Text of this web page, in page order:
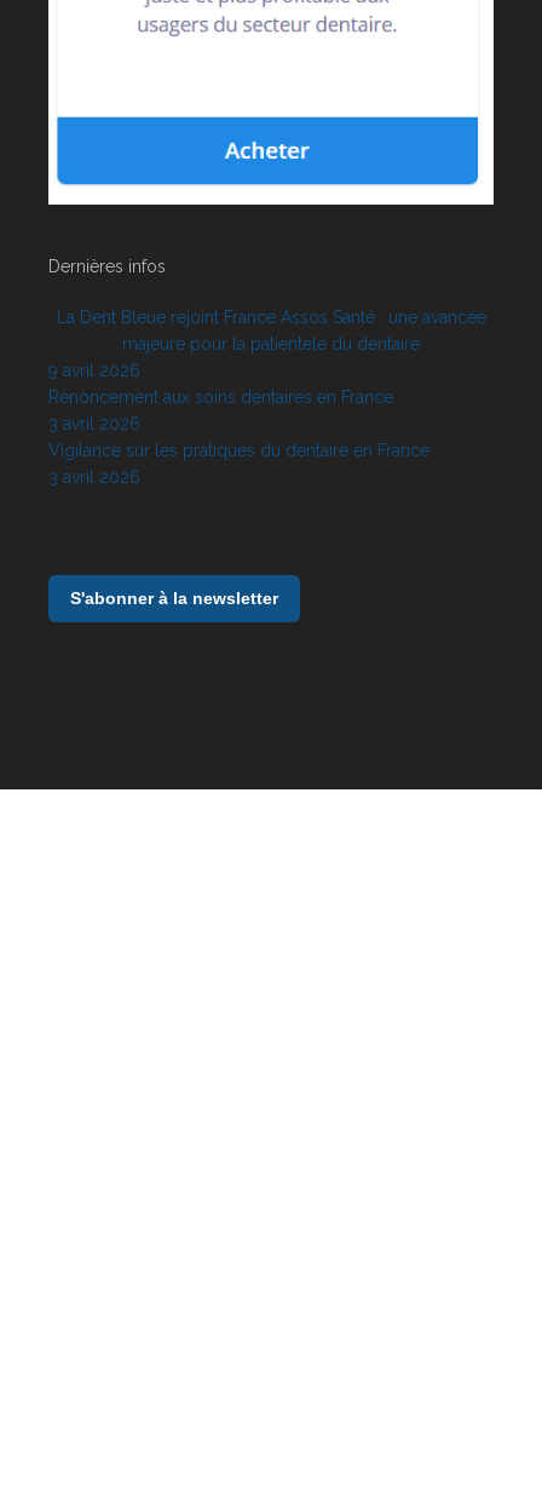
Dernières infos
La Dent Bleue rejoint France Assos Santé : une avancée
majeure pour la patientèle du dentaire
9 avril 2026
Renoncement aux soins dentaires en France
3 avril 2026
Vigilance sur les pratiques du dentaire en France
3 avril 2026
S'abonner à la newsletter